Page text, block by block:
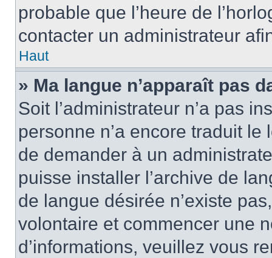
probable que l’heure de
contacter un administrateur
Haut
» Ma langue n’apparaît pas
Soit l’administrateur n’a pas
personne n’a encore traduit
de demander à un
puisse installer l’archive de
de langue désirée n’existe
volontaire et commencer une
d’informations, veuillez vous